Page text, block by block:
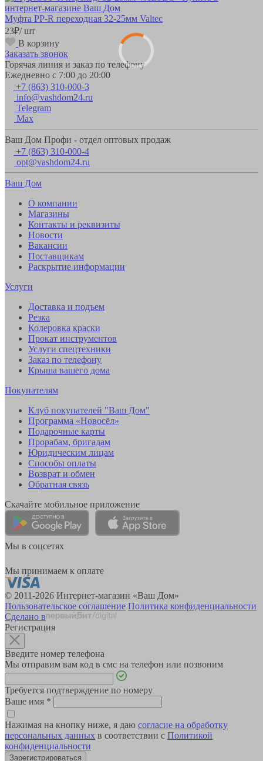
Муфта РР-R переходная 32-25мм Valteс
23₽/ шт
В корзину
Заказать звонок
Горячая линия и заказ по телефону
Ежедневно с 7:00 до 20:00
+7 (863) 310-000-3
info@vashdom24.ru
Telegram
Max
Ваш Дом Профи - отдел оптовых продаж
+7 (863) 310-000-4
opt@vashdom24.ru
Ваш Дом
О компании
Магазины
Контакты и реквизиты
Новости
Вакансии
Поставщикам
Раскрытие информации
Услуги
Доставка и подъем
Резка
Колеровка краски
Прокат инструментов
Услуги спецтехники
Заказ по телефону
Крыша вашего дома
Покупателям
Клуб покупателей "Ваш Дом"
Программа «Новосёл»
Подарочные карты
Прорабам, бригадам
Юридическим лицам
Способы оплаты
Возврат и обмен
Обратная связь
Скачайте мобильное приложение
Мы в соцсетях
Мы принимаем к оплате
© 2011-2026 Интернет-магазин «Ваш Дом»
Пользовательское соглашение Политика конфиденциальности
Сделано в
Регистрация
Введите номер телефона
Мы отправим вам код в смс на телефон или позвоним
Требуется подтверждение по номеру
Ваше имя *
Нажимая на кнопку ниже, я даю согласие на обработку
персональных данных в соответствии с Политикой
конфиденциальности
Зарегистрироваться